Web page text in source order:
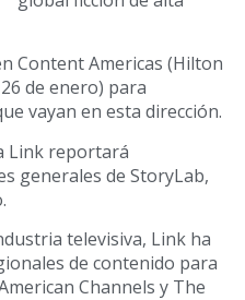
Content Americas (Hilton
de enero) para
vayan en esta dirección.
Link reportará
generales de StoryLab,
televisiva, Link ha
de contenido para
Channels y The